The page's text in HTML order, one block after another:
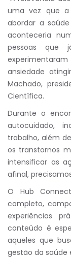
uma vez que a
abordar a
aconteceria
pessoas que
ansiedade
Machado,
Científica.
Durante o
autocuidado,
trabalho, além
os transtornos
intensificar as
afinal,
O Hub
completo,
experiências
conteúdo é
aqueles que
gestão da saúde